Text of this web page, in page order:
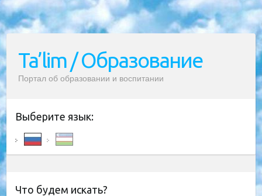
Ta’lim / Образование
Портал об образовании и воспитании
Выберите язык:
Что будем искать?